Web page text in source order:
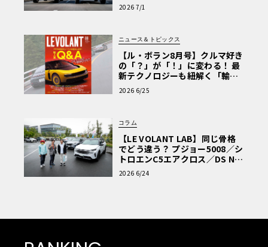
極的アプローチ」
2026 7/1
ニュース＆トピックス
【ル・ボラン8月号】クルマ好き
の「？」が「！」に変わる！ 最
新テクノロジーも紐解く「輸入
車Q&A」
2026 6/25
コラム
【LE VOLANT LAB】同じ骨格
でどう違う？ プジョー5008／シ
トロエンC5エアクロス／DS Nº4
読者一気乗りレポート
2026 6/24